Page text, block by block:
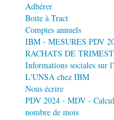
Adhérer
Boite à Tract
Comptes annuels
IBM - MESURES PDV
RACHATS DE
Informations sociales sur
L'UNSA chez IBM
Nous écrire
PDV 2024 - MDV -
nombre de mois